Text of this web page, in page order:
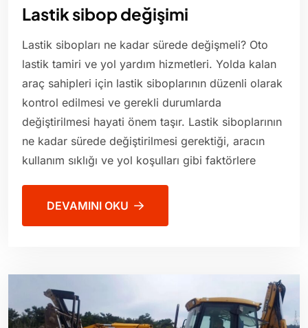
Lastik sibop değişimi
Lastik sibopları ne kadar sürede değişmeli? Oto
lastik tamiri ve yol yardım hizmetleri. Yolda kalan
araç sahipleri için lastik siboplarının düzenli olarak
kontrol edilmesi ve gerekli durumlarda
değiştirilmesi hayati önem taşır. Lastik siboplarının
ne kadar sürede değiştirilmesi gerektiği, aracın
kullanım sıklığı ve yol koşulları gibi faktörlere
DEVAMINI OKU